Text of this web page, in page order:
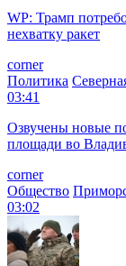
WP: Трамп
нехватку ракет
corner
Политика
03:41
Озвучены новые
площади во
corner
Общество
03:02